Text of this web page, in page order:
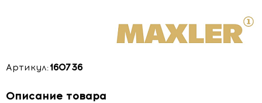
Артикул:160736
Описание товара